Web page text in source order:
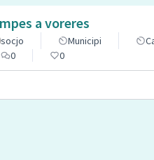
a voreres
socjo
Municipi
0
0